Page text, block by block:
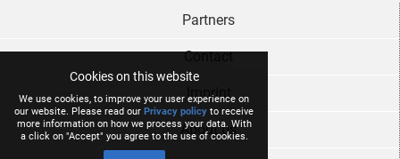
Cookies on this website
We use cookies, to improve your user experience on
our website. Please read our Privacy policy to receive
more information on how we process your data. With
a click on "Accept" you agree to the use of cookies.
Partners
Contact
Imprint
About us